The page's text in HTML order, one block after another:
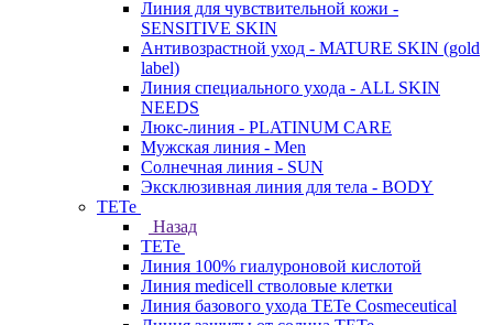
Линия для чувствительной кожи -
SENSITIVE SKIN
Антивозрастной уход - MATURE SKIN (gold
label)
Линия специального ухода - ALL SKIN
NEEDS
Люкс-линия - PLATINUM CARE
Мужская линия - Men
Солнечная линия - SUN
Эксклюзивная линия для тела - BODY
TETe
Назад
TETe
Линия 100% гиалуроновой кислотой
Линия medicell стволовые клетки
Линия базового ухода TETe Cosmeceutical